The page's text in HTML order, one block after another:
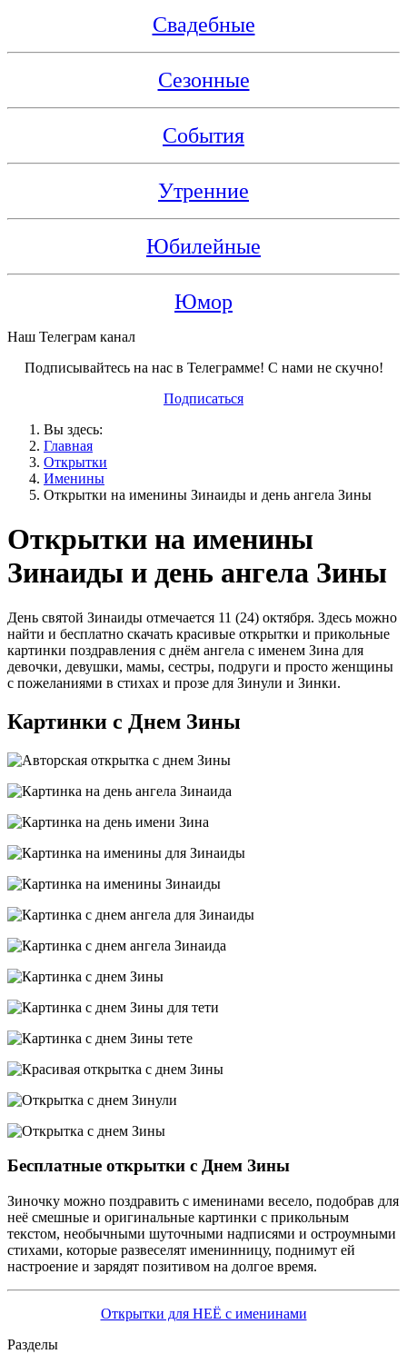
Свадебные
Сезонные
События
Утренние
Юбилейные
Юмор
Наш Телеграм канал
Подписывайтесь на нас в Телеграмме! С нами не скучно!
Подписаться
Вы здесь:
Главная
Открытки
Именины
Открытки на именины Зинаиды и день ангела Зины
Открытки на именины
Зинаиды и день ангела Зины
День святой Зинаиды отмечается 11 (24) октября. Здесь можно
найти и бесплатно скачать красивые открытки и прикольные
картинки поздравления с днём ангела с именем Зина для
девочки, девушки, мамы, сестры, подруги и просто женщины
с пожеланиями в стихах и прозе для Зинули и Зинки.
Картинки с Днем Зины
Бесплатные открытки с Днем Зины
Зиночку можно поздравить с именинами весело, подобрав для
неё смешные и оригинальные картинки с прикольным
текстом, необычными шуточными надписями и остроумными
стихами, которые развеселят именинницу, поднимут ей
настроение и зарядят позитивом на долгое время.
Открытки для НЕЁ с именинами
Разделы